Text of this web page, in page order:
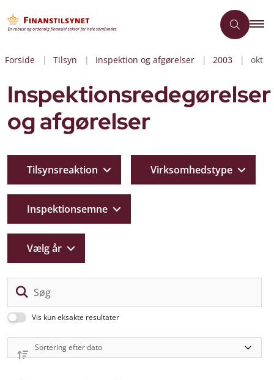
Forside Tilsyn Inspektion og afgørelser 2003 okt
Inspektionsredegørelser
og afgørelser
Vis kun eksakte resultater
Tilsynsreaktion Virksomhedstype
Inspektionsemne
Vælg år